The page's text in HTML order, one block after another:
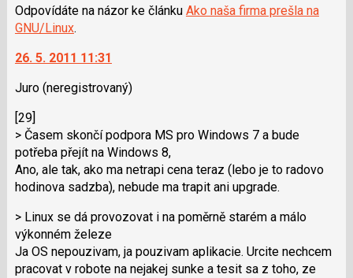
Odpovídáte na názor ke článku Ako naša firma prešla na
GNU/Linux.
26. 5. 2011 11:31
Juro (neregistrovaný)
[29]
> Časem skončí podpora MS pro Windows 7 a bude
potřeba přejít na Windows 8,
Ano, ale tak, ako ma netrapi cena teraz (lebo je to radovo
hodinova sadzba), nebude ma trapit ani upgrade.
> Linux se dá provozovat i na poměrně starém a málo
výkonném železe
Ja OS nepouzivam, ja pouzivam aplikacie. Urcite nechcem
pracovat v robote na nejakej sunke a tesit sa z toho, ze